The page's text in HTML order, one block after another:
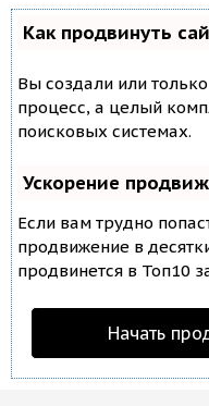
Как продвинуть
Вы создали или
процесс, а целый
поисковых системах.
Ускорение
Если вам трудно
продвижение в
продвинется в Топ10
Начать